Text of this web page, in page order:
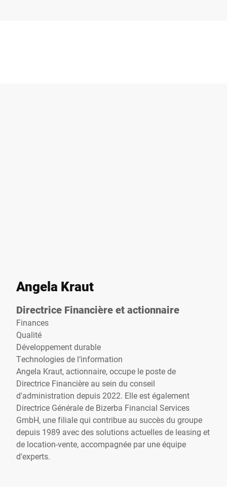
Angela Kraut
Directrice Financière et actionnaire
Finances
Qualité
Développement durable
Technologies de l‘information
Angela Kraut, actionnaire, occupe le poste de
Directrice Financière au sein du conseil
d'administration depuis 2022. Elle est également
Directrice Générale de Bizerba Financial Services
GmbH, une filiale qui contribue au succès du groupe
depuis 1989 avec des solutions actuelles de leasing et
de location-vente, accompagnée par une équipe
d'experts.